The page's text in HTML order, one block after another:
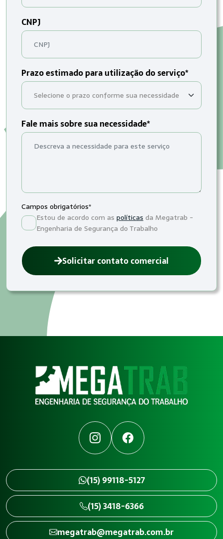
CNPJ
Prazo estimado para utilização do serviço*
Fale mais sobre sua necessidade*
Campos obrigatórios*
Estou de acordo com as políticas da Megatrab -
Engenharia de Segurança do Trabalho
Solicitar contato comercial
InstagramFacebook
(15) 99118-5127
(15) 3418-6366
megatrab@megatrab.com.br